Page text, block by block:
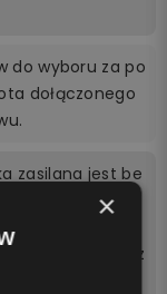
do wyboru za po
dołączonego
zasilana jest be
3 bateriami
zestawie) lub p
kabla z
×